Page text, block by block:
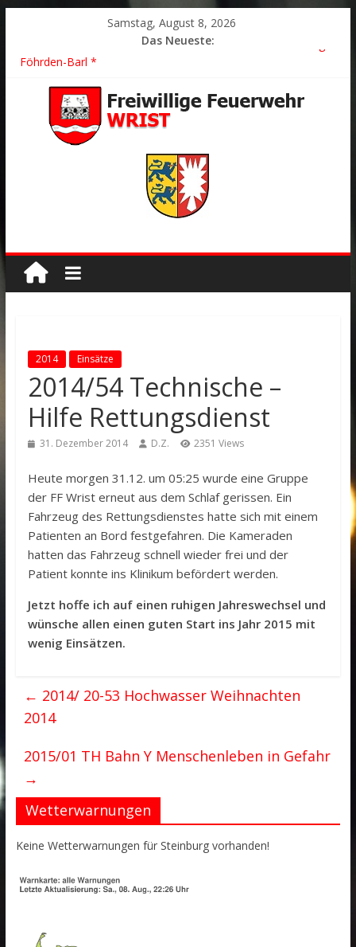
Samstag, August 8, 2026
Das Neueste:
2026/21 Löschhilfe * FEU WALD * Feuer/Rauchentwicklung *
2026/24 * TH G Y * PKW überschlagen *
2026/23 TH K Y * Person in festsitzendem Aufzug *
2026/22 TH Y * VU * 1 Person klemmt * Hingstheide
Der schönste Einsatz des Jahres 2026
2014 Einsätze
2014/54 Technische –
Hilfe Rettungsdienst
31. Dezember 2014 D.Z. 2351 Views
Heute morgen 31.12. um 05:25 wurde eine Gruppe
der FF Wrist erneut aus dem Schlaf gerissen. Ein
Fahrzeug des Rettungsdienstes hatte sich mit einem
Patienten an Bord festgefahren. Die Kameraden
hatten das Fahrzeug schnell wieder frei und der
Patient konnte ins Klinikum befördert werden.
Jetzt hoffe ich auf einen ruhigen Jahreswechsel und
wünsche allen einen guten Start ins Jahr 2015 mit
wenig Einsätzen.
← 2014/ 20-53 Hochwasser Weihnachten
2014
2015/01 TH Bahn Y Menschenleben in Gefahr
→
Wetterwarnungen
Keine Wetterwarnungen für Steinburg vorhanden!